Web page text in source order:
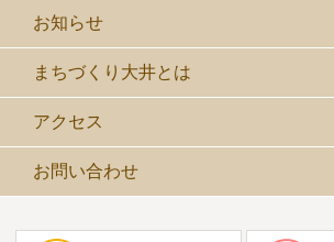
お知らせ
まちづくり大井とは
アクセス
お問い合わせ